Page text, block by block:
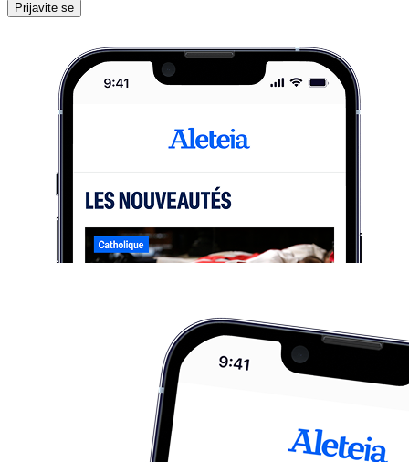
Prijavite se